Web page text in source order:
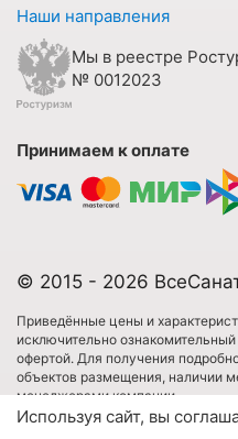
Наши направления
Мы в реестре
№ 0012023
Принимаем к оплате
© 2015 - 2026
Приведённые цены и
исключительно
офертой. Для получения
объектов размещения, наличии
менеджерами компании.
Имеются противопоказания.
Используя сайт, вы